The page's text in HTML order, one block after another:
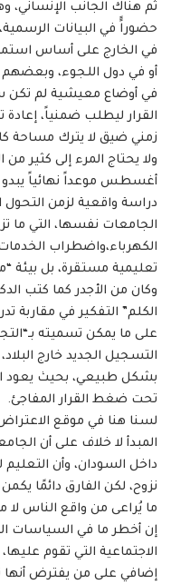
ثم هناك الجانب الإنساني،
حضوراًً في البيانات
في الخارج على أساس
أو في دول اللجوء، وبعضهم
في أوضاع معيشية لم تكن
القرار ليطلب ضمنياً،
زمني ضيق لا يترك مساحة
ولا يحتاج المرء إلى كثير
أغسطس موعداً نهائياً يبدو
دراسة واقعية لزمن
الجامعات نفسها، التي ما
الكهرباء،واضطراب
تعليمية مستقرة، بل بيئة
وكان من الأجدر كما كتب
الكلم” التفكير في مقاربة
على ما يمكن تسميته
التسجيل الجديد خارج
بشكل طبيعي، بحيث يعود
تحت ضغط القرار المفاجئ.
لسنا هنا في موقع
المبدأ لا خلاف على أن
داخل السودان، وأن
نزوح، لكن الفارق دائمًا
ما يُراعى من واقع الناس لا
إن أخطر ما في السياسات
الاجتماعية التي تقوم
إضافي على من يفترض أنها